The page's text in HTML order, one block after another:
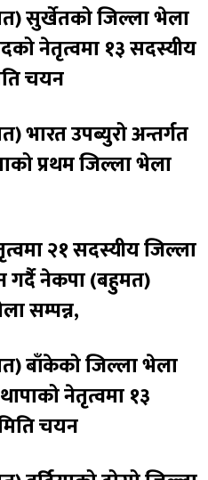
सुर्खेतको जिल्ला भेला
नेतृत्वमा १३ सदस्यीय
चयन
भारत उपब्युरो अन्तर्गत
प्रथम जिल्ला भेला
२१ सदस्यीय जिल्ला
गर्दै नेकपा (बहुमत)
सम्पन्न,
बाँकेको जिल्ला भेला
नेतृत्वमा १३
चयन